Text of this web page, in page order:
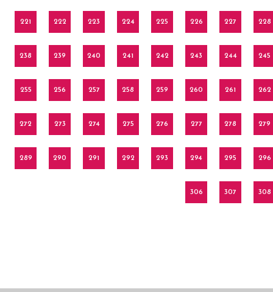
221 222 223 224 225 226 227 228
238 239 240 241 242 243 244 245
255 256 257 258 259 260 261 262
272 273 274 275 276 277 278 279
289 290 291 292 293 294 295 296
306 307 308